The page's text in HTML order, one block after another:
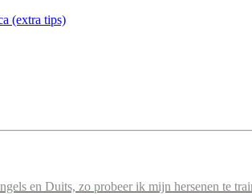
(extra tips)
en Duits, zo probeer ik mijn hersenen te